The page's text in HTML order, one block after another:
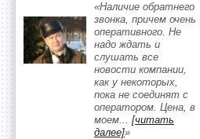
«Наличие обратнего
звонка, причем очень
оперативного. Не
надо ждать и
слушать все
новости компании,
как у некоторых,
пока не соединят с
оператором. Цена, в
моем... [читать
далее]»